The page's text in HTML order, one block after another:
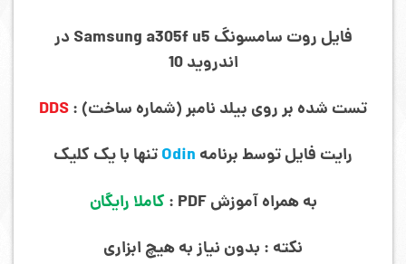
فایل روت سامسونگ Samsung a305
f u5 در
اندروید 10
تست شده بر روی بیلد نامبر (شماره ساخت) :DDS
رایت فایل توسط برنامه Odinتنها با یک کلیک
به همراه آموزش PDF :
کاملا رایگان
نکته : بدون نیاز به هیچ ابزاری